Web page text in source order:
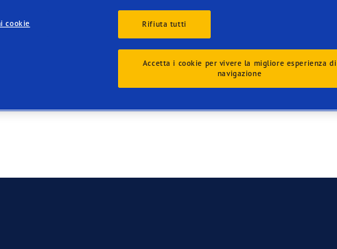
cookie Rifiuta tutti
Accetta i cookie per vivere la migliore esperienza di
navigazione